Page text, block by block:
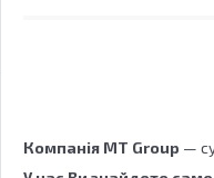
Компанія MT Group —